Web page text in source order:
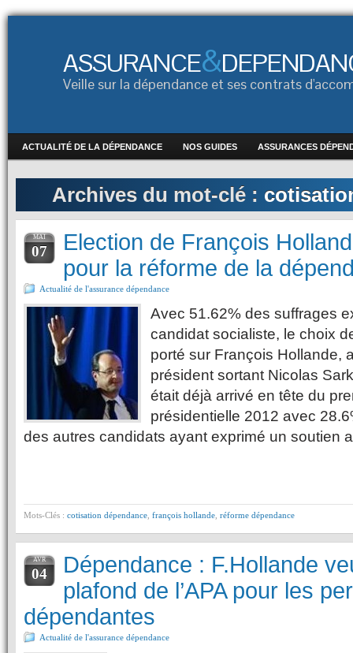
ASSURANCE&
Veille sur la dépendance et ses contrats
ACTUALITÉ DE LA DÉPENDANCE NOS GUIDES ASSURANCES
Archives du mot-clé :
MAI
07
Election de François
pour la réforme de la
Actualité de l'assurance dépendance
Avec 51.62% des suffrages
candidat socialiste, le choix
porté sur François Hollande,
président sortant Nicolas
était déjà arrivé en tête du
présidentielle 2012 avec
des autres candidats ayant exprimé un soutien
Mots-Clés : cotisation dépendance françois hollande réforme dépendance
AVR
04
Dépendance : F.Hollande
plafond de l’APA pour les
dépendantes
Actualité de l'assurance dépendance